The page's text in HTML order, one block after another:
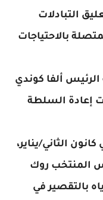
التبادلات
بالاحتياجات
ألفا كوندي
إعادة السلطة
الثاني/يناير،
المنتخب روك
بالتقصير في